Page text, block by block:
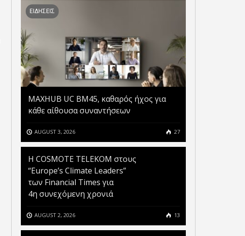
ΕΙΔΗΣΕΙΣ
MAXHUB UC BM45, καθαρός ήχος για
κάθε αίθουσα συναντήσεων
AUGUST 3, 2026 27
Η COSMOTE TELEKOM στους
“Europe’s Climate Leaders”
των Financial Times για
4η συνεχόμενη χρονιά
AUGUST 2, 2026 13